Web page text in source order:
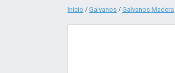
Inicio / Galvanos / Galvanos Madera